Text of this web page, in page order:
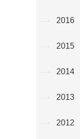
2016
2015
2014
2013
2012